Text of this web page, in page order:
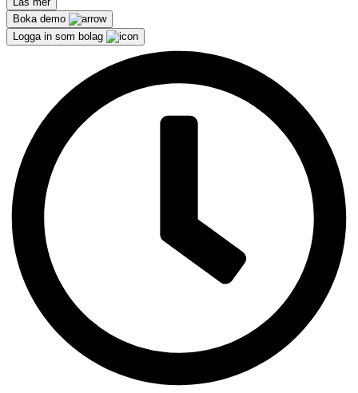
Boka demo
Logga in som bolag